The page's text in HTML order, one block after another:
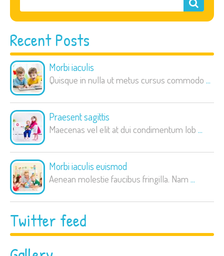
Recent Posts
Morbi iaculis
Quisque in nulla ut metus cursus commodo ...
Praesent sagittis
Maecenas vel elit at dui condimentum lob ...
Morbi iaculis euismod
Aenean molestie faucibus fringilla. Nam ...
Twitter feed